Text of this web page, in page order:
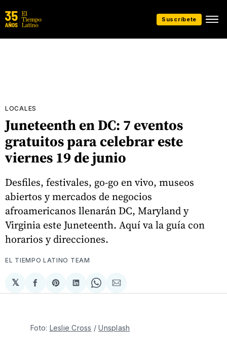
Suscríbete
LOCALES
Juneteenth en DC: 7 eventos
gratuitos para celebrar este
viernes 19 de junio
Desfiles, festivales, go-go en vivo, museos
abiertos y mercados de negocios
afroamericanos llenarán DC, Maryland y
Virginia este Juneteenth. Aquí va la guía con
horarios y direcciones.
EL TIEMPO LATINO TEAM
𝕏
Compartir
en
Share
on
Compartir
en
Share
on
Compartir
via
Foto: Leslie Cross / Unsplash